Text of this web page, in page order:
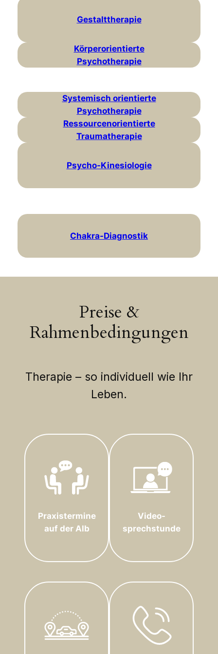
Gestalttherapie
Körperorientierte
Psychotherapie
Systemisch orientierte
Psychotherapie
Ressourcenorientierte
Traumatherapie
Psycho-Kinesiologie
Chakra-Diagnostik
Preise &
Rahmenbedingungen
Therapie – so individuell wie Ihr
Leben.
Praxistermine
auf der Alb
Video-
sprechstunde